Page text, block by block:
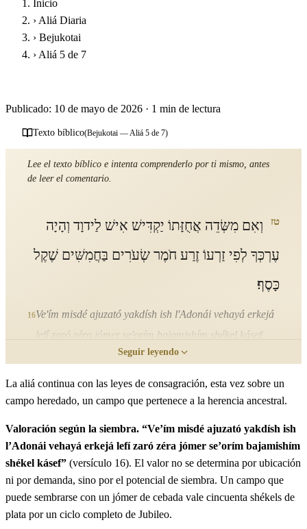
Inicio
› Aliá Diaria
› Bejukotai
› Aliá 5 de 7
Publicado: 10 de mayo de 2026 · 1 min de lectura
Texto bíblico(Bejukotai — Aliá 5 de 7)
Lee el texto bíblico e intenta comprenderlo por ti mismo, antes
de leer el comentario.
טז
וְאִם מִשְּׂדֵה אֲחֻזָּתוֹ יַקְדִּישׁ אִישׁ לַידוָד וְהָיָה
עֶרְכְּךָ לְפִי זַרְעוֹ זֶרַע חֹמֶר שְׂעֹרִים בַּחֲמִשִּׁים שֶׁקֶל
כָּסֶף׃
16Ve'ím misdé ajuzató yakdísh ish l'Adonái vehayá erkejá
lefí zaró zéra jómer se'orím bajamishím shékel kásef
אִם מִשְּׁנַת הַיֹּבֵל יַקְדִּישׁ שָׂדֵהוּ כְּעֶרְכְּךָ יָקוּם׃
Im mishnát hayovél yakdísh sadéhu ke'erkejá yakúm
יח
וְאִם אַחַר הַיֹּבֵל יַקְדִּישׁ שָׂדֵהוּ וְחִשַּׁב לוֹ הַכֹּהֵן
אֶת הַכֶּסֶף עַל פִּי הַשָּׁנִים הַנּוֹתָרֹת עַד שְׁנַת הַיֹּבֵל
Seguir leyendo
La aliá continua con las leyes de consagración, esta vez sobre un
campo heredado, un campo que pertenece a la herencia ancestral.
Valoración según la siembra. “Ve’ím misdé ajuzató yakdísh ish
l’Adonái vehayá erkejá lefí zaró zéra jómer se’orím bajamishím
shékel kásef” (versículo 16). El valor no se determina por ubicación
ni por demanda, sino por el potencial de siembra. Un campo que
puede sembrarse con un jómer de cebada vale cincuenta shékels de
plata por un ciclo completo de Jubileo.